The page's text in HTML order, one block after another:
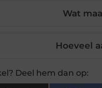
Wat
Hoeveel
Deel hem dan op: